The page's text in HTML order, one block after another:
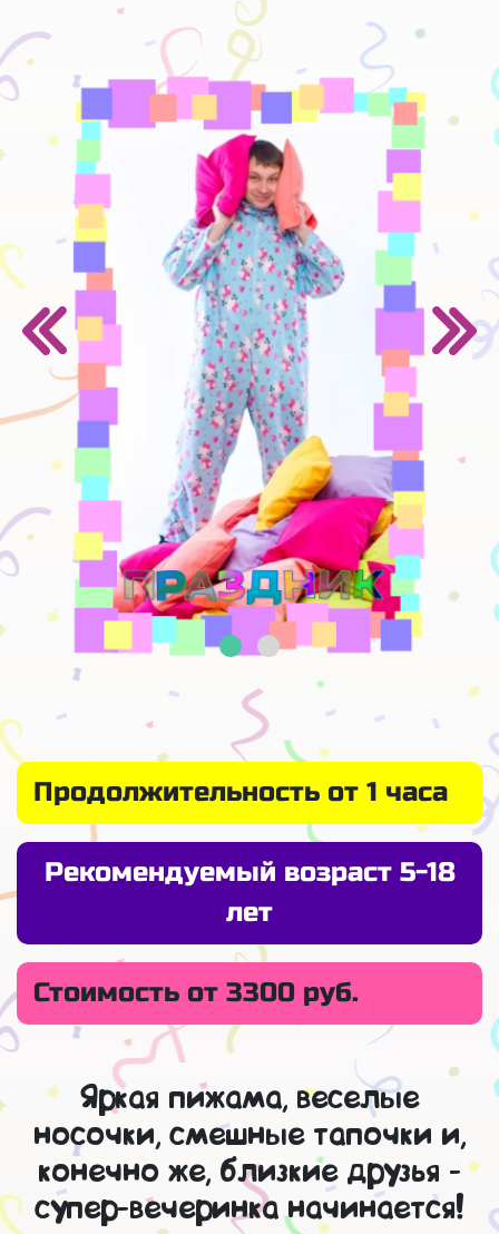
Продолжительность от 1 часа
Рекомендуемый возраст 5-18
лет
Стоимость от 3300 руб.
Яркая пижама, веселые
носочки, смешные тапочки и,
конечно же, близкие друзья -
супер-вечеринка начинается!